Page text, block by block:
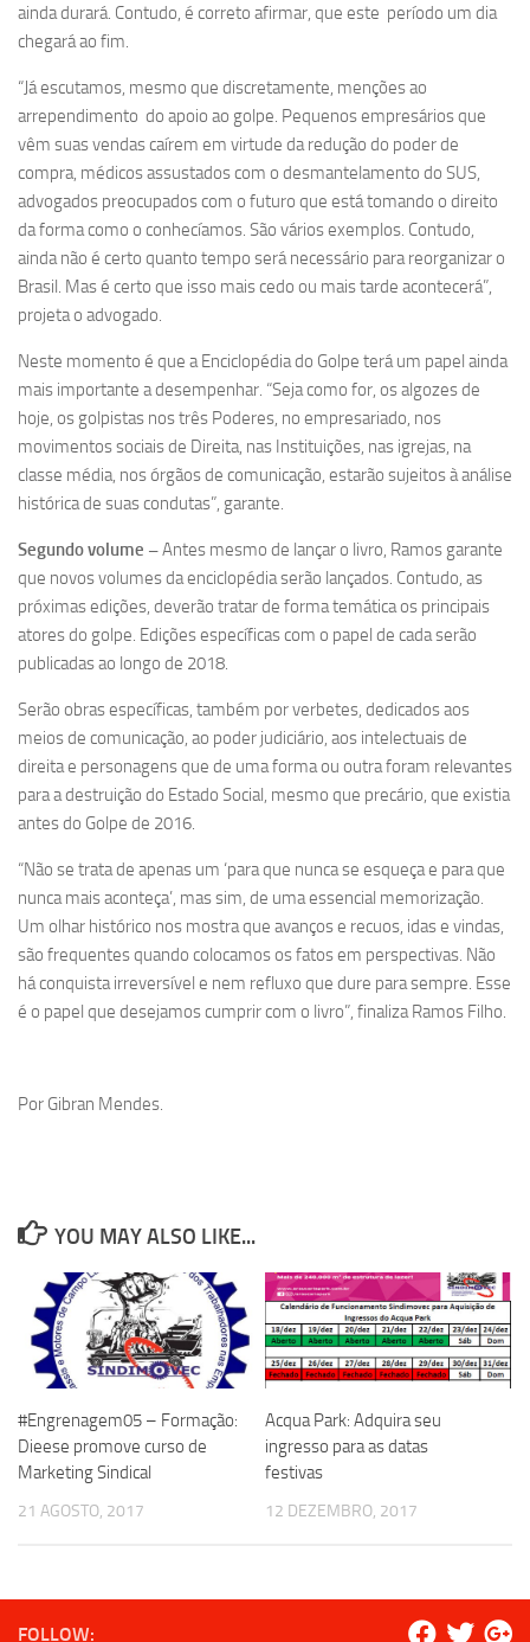
ainda durará. Contudo, é correto afirmar, que este período um dia
chegará ao fim.
“Já escutamos, mesmo que discretamente, menções ao
arrependimento do apoio ao golpe. Pequenos empresários que
vêm suas vendas caírem em virtude da redução do poder de
compra, médicos assustados com o desmantelamento do SUS,
advogados preocupados com o futuro que está tomando o direito
da forma como o conhecíamos. São vários exemplos. Contudo,
ainda não é certo quanto tempo será necessário para reorganizar o
Brasil. Mas é certo que isso mais cedo ou mais tarde acontecerá”,
projeta o advogado.
Neste momento é que a Enciclopédia do Golpe terá um papel ainda
mais importante a desempenhar. “Seja como for, os algozes de
hoje, os golpistas nos três Poderes, no empresariado, nos
movimentos sociais de Direita, nas Instituições, nas igrejas, na
classe média, nos órgãos de comunicação, estarão sujeitos à análise
histórica de suas condutas”, garante.
Segundo volume –Antes mesmo de lançar o livro, Ramos garante
que novos volumes da enciclopédia serão lançados. Contudo, as
próximas edições, deverão tratar de forma temática os principais
atores do golpe. Edições específicas com o papel de cada serão
publicadas ao longo de 2018.
Serão obras específicas, também por verbetes, dedicados aos
meios de comunicação, ao poder judiciário, aos intelectuais de
direita e personagens que de uma forma ou outra foram relevantes
para a destruição do Estado Social, mesmo que precário, que existia
antes do Golpe de 2016.
“Não se trata de apenas um ‘para que nunca se esqueça e para que
nunca mais aconteça’, mas sim, de uma essencial memorização.
Um olhar histórico nos mostra que avanços e recuos, idas e vindas,
são frequentes quando colocamos os fatos em perspectivas. Não
há conquista irreversível e nem refluxo que dure para sempre. Esse
é o papel que desejamos cumprir com o livro”, finaliza Ramos Filho.
Por Gibran Mendes.
YOU MAY ALSO LIKE...
#Engrenagem05 – Formação:
Dieese promove curso de
Marketing Sindical
21 AGOSTO, 2017
Acqua Park: Adquira seu
ingresso para as datas
festivas
12 DEZEMBRO, 2017
FOLLOW: